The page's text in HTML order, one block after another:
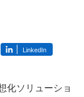
LinkedIn
化ソリューショ